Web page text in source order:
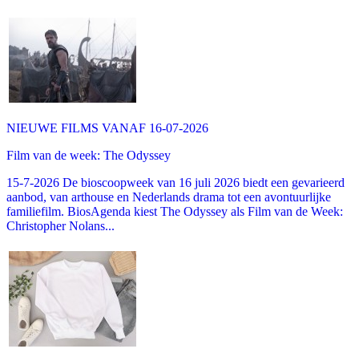
NIEUWE FILMS VANAF 16-07-2026
Film van de week: The Odyssey
15-7-2026 De bioscoopweek van 16 juli 2026 biedt een gevarieerd
aanbod, van arthouse en Nederlands drama tot een avontuurlijke
familiefilm. BiosAgenda kiest The Odyssey als Film van de Week:
Christopher Nolans...